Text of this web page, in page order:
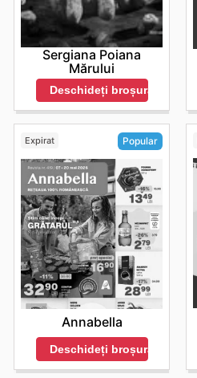
Sergiana Poiana
Mărului
Deschideți broșura
Expirat Popular
Annabella
Deschideți broșura